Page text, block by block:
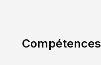
Compétences